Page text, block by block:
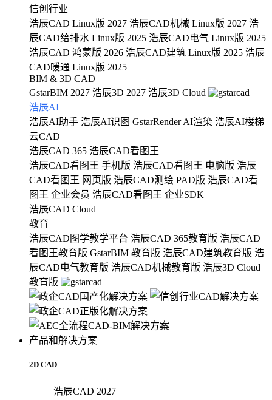
信创行业
浩辰CAD Linux版 2027 浩辰CAD机械 Linux版 2027 浩
辰CAD给排水 Linux版 2025 浩辰CAD电气 Linux版 2025
浩辰CAD 鸿蒙版 2026 浩辰CAD建筑 Linux版 2025 浩辰
CAD暖通 Linux版 2025
BIM & 3D CAD
GstarBIM 2027 浩辰3D 2027 浩辰3D Cloud
浩辰AI
浩辰AI助手 浩辰AI识图 GstarRender AI渲染 浩辰AI楼梯
云CAD
浩辰CAD 365 浩辰CAD看图王
浩辰CAD看图王 手机版 浩辰CAD看图王 电脑版 浩辰
CAD看图王 网页版 浩辰CAD测绘 PAD版 浩辰CAD看
图王 企业会员 浩辰CAD看图王 企业SDK
浩辰CAD Cloud
教育
浩辰CAD图学教学平台 浩辰CAD 365教育版 浩辰CAD
看图王教育版 GstarBIM 教育版 浩辰CAD建筑教育版 浩
辰CAD电气教育版 浩辰CAD机械教育版 浩辰3D Cloud
教育版
产品和解决方案
2D CAD
浩辰CAD 2027